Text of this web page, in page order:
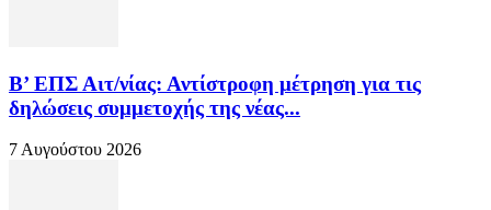
Β’ ΕΠΣ Αιτ/νίας: Αντίστροφη μέτρηση για τις
δηλώσεις συμμετοχής της νέας...
7 Αυγούστου 2026